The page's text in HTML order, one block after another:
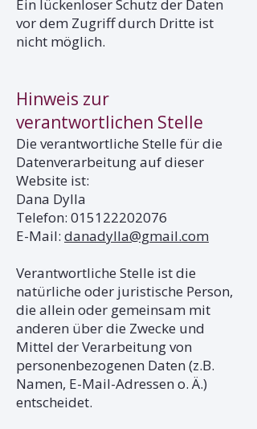
Ein lückenloser Schutz der Daten
vor dem Zugriff durch Dritte ist
nicht möglich.
Hinweis zur
verantwortlichen Stelle
Die verantwortliche Stelle für die
Datenverarbeitung auf dieser
Website ist:
Dana Dylla
Telefon: 015122202076
E-Mail: danadylla@gmail.com
Verantwortliche Stelle ist die
natürliche oder juristische Person,
die allein oder gemeinsam mit
anderen über die Zwecke und
Mittel der Verarbeitung von
personenbezogenen Daten (z.B.
Namen, E-Mail-Adressen o. Ä.)
entscheidet.